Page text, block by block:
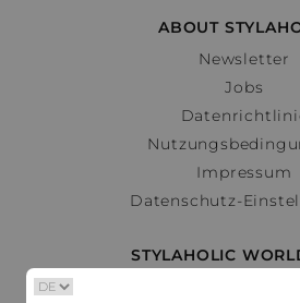
ABOUT
Newsletter
Jobs
Impressum
Datenschutz-
STYLAHOLIC